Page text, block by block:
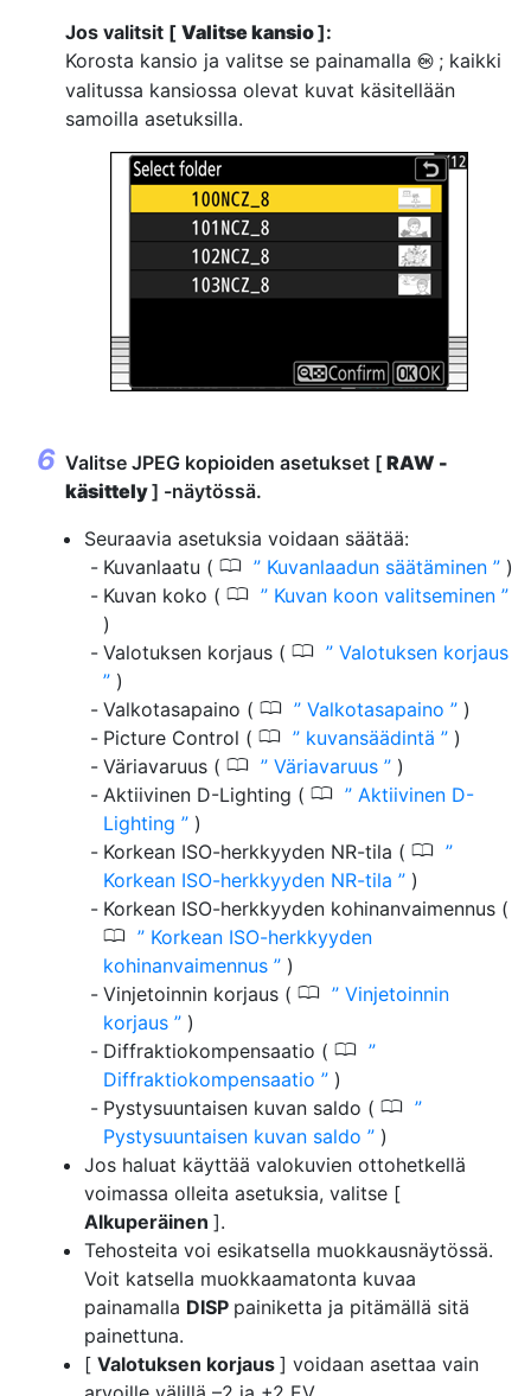
Jos valitsit [ Valitse kansio]:
Korosta kansio ja valitse se painamalla J ; kaikki
valitussa kansiossa olevat kuvat käsitellään
samoilla asetuksilla.
Valitse JPEG kopioiden asetukset [ RAW -
käsittely] -näytössä.
Seuraavia asetuksia voidaan säätää:
Kuvanlaatu ( 0 Kuvanlaadun säätäminen
)
Kuvan koko ( 0
Kuvan koon valitseminen
)
Valotuksen korjaus ( 0
Valotuksen korjaus
)
Valkotasapaino ( 0 Valkotasapaino
)
Picture Control ( 0 kuvansäädintä
)
Väriavaruus ( 0 Väriavaruus
)
Aktiivinen D-Lighting ( 0
Aktiivinen D-
Lighting
)
Korkean ISO-herkkyyden NR-tila ( 0
Korkean ISO-herkkyyden NR-tila
)
Korkean ISO-herkkyyden kohinanvaimennus (
0
Korkean ISO-herkkyyden
kohinanvaimennus
)
Vinjetoinnin korjaus ( 0
Vinjetoinnin
korjaus
)
Diffraktiokompensaatio ( 0
Diffraktiokompensaatio
)
Pystysuuntaisen kuvan saldo ( 0
Pystysuuntaisen kuvan saldo
)
Jos haluat käyttää valokuvien ottohetkellä
voimassa olleita asetuksia, valitse [
Alkuperäinen ].
Tehosteita voi esikatsella muokkausnäytössä.
Voit katsella muokkaamatonta kuvaa
painamalla DISP painiketta ja pitämällä sitä
painettuna.
[ Valotuksen korjaus ] voidaan asettaa vain